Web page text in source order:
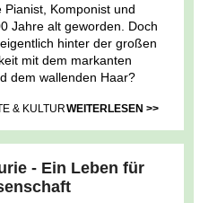
Pianist, Komponist und
Jahre alt geworden. Doch
hinter der großen
mit dem markanten
dem wallenden Haar?
& KULTURWEITERLESEN >>
- Ein Leben für